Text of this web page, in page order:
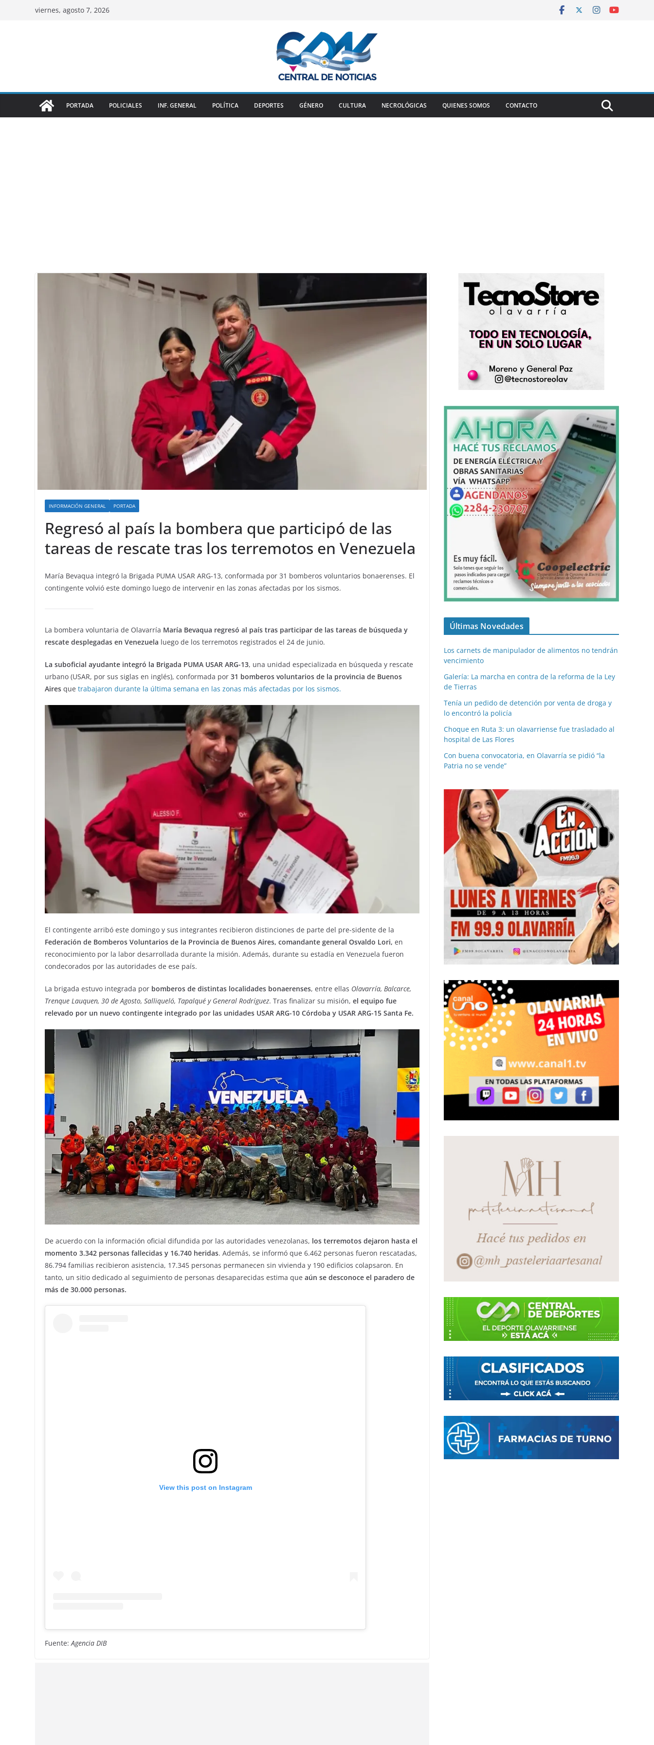
viernes, agosto 7, 2026
PORTADA POLICIALES INF. GENERAL POLÍTICA DEPORTES GÉNERO CULTURA NECROLÓGICAS QUIENES SOMOS CONTACTO
INFORMACIÓN GENERAL PORTADA
Regresó al país la bombera que participó de las
tareas de rescate tras los terremotos en Venezuela
María Bevaqua integró la Brigada PUMA USAR ARG-13, conformada por 31 bomberos voluntarios bonaerenses. El
contingente volvió este domingo luego de intervenir en las zonas afectadas por los sismos.
La bombera voluntaria de Olavarría María Bevaqua regresó al país tras participar de las tareas de búsqueda y
rescate desplegadas en Venezuela luego de los terremotos registrados el 24 de junio.
La suboficial ayudante integró la Brigada PUMA USAR ARG-13, una unidad especializada en búsqueda y rescate
urbano (USAR, por sus siglas en inglés), conformada por 31 bomberos voluntarios de la provincia de Buenos
Aires que trabajaron durante la última semana en las zonas más afectadas por los sismos.
El contingente arribó este domingo y sus integrantes recibieron distinciones de parte del pre-sidente de la
Federación de Bomberos Voluntarios de la Provincia de Buenos Aires, comandante general Osvaldo Lori, en
reconocimiento por la labor desarrollada durante la misión. Además, durante su estadía en Venezuela fueron
condecorados por las autoridades de ese país.
La brigada estuvo integrada por bomberos de distintas localidades bonaerenses, entre ellas Olavarría, Balcarce,
Trenque Lauquen, 30 de Agosto, Salliqueló, Tapalqué y General Rodríguez. Tras finalizar su misión, el equipo fue
relevado por un nuevo contingente integrado por las unidades USAR ARG-10 Córdoba y USAR ARG-15 Santa Fe.
De acuerdo con la información oficial difundida por las autoridades venezolanas, los terremotos dejaron hasta el
momento 3.342 personas fallecidas y 16.740 heridas. Además, se informó que 6.462 personas fueron rescatadas,
86.794 familias recibieron asistencia, 17.345 personas permanecen sin vivienda y 190 edificios colapsaron. En
tanto, un sitio dedicado al seguimiento de personas desaparecidas estima que aún se desconoce el paradero de
más de 30.000 personas.
View this post on Instagram
Fuente: Agencia DIB
Últimas Novedades
Los carnets de manipulador de alimentos no tendrán
vencimiento
Galería: La marcha en contra de la reforma de la Ley
de Tierras
Tenía un pedido de detención por venta de droga y
lo encontró la policía
Choque en Ruta 3: un olavarriense fue trasladado al
hospital de Las Flores
Con buena convocatoria, en Olavarría se pidió “la
Patria no se vende”